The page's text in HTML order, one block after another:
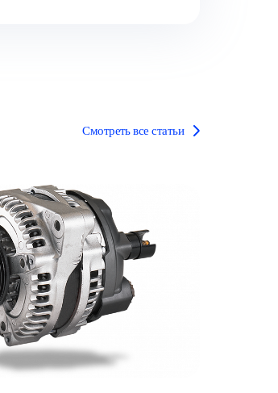
Смотреть все статьи